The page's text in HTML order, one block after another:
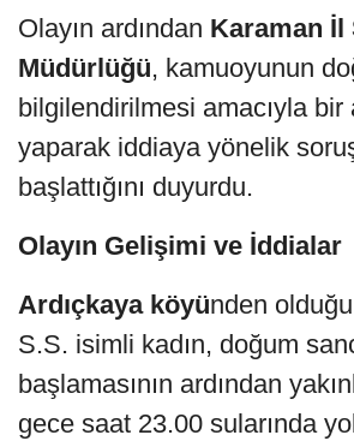
Olayın ardından Karaman İl
Müdürlüğü, kamuoyunun
bilgilendirilmesi amacıyla bir
yaparak iddiaya yönelik
başlattığını duyurdu.
Olayın Gelişimi ve İddialar
Ardıçkaya köyünden
S.S. isimli kadın, doğum
başlamasının ardından
gece saat 23.00 sularında